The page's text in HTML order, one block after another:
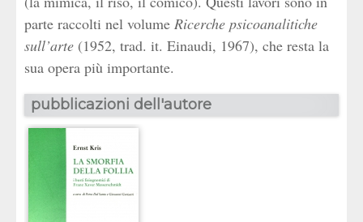
parte raccolti nel volume Ricerche psicoanalitiche
sull’arte (1952, trad. it. Einaudi, 1967), che resta la
sua opera più importante.
pubblicazioni dell'autore